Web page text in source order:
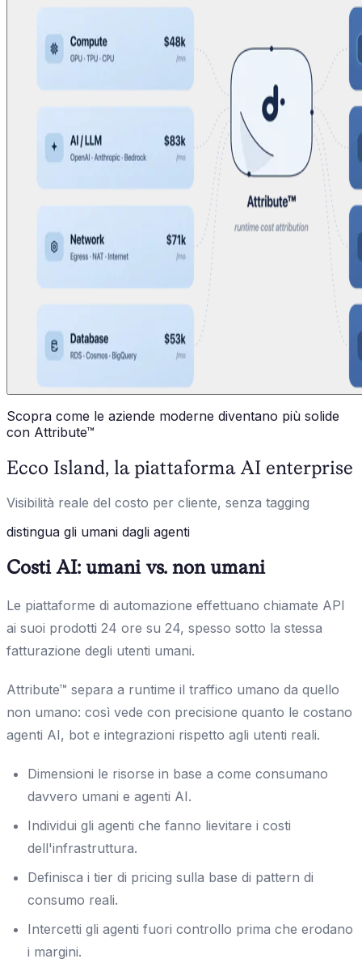
Scopra come le aziende moderne diventano più solide
con Attribute™
Ecco Island, la piattaforma AI enterprise
Visibilità reale del costo per cliente, senza tagging
distingua gli umani dagli agenti
Costi AI: umani vs. non umani
Le piattaforme di automazione effettuano chiamate API
ai suoi prodotti 24 ore su 24, spesso sotto la stessa
fatturazione degli utenti umani.
Attribute™ separa a runtime il traffico umano da quello
non umano: così vede con precisione quanto le costano
agenti AI, bot e integrazioni rispetto agli utenti reali.
Dimensioni le risorse in base a come consumano
davvero umani e agenti AI.
Individui gli agenti che fanno lievitare i costi
dell'infrastruttura.
Definisca i tier di pricing sulla base di pattern di
consumo reali.
Intercetti gli agenti fuori controllo prima che erodano
i margini.